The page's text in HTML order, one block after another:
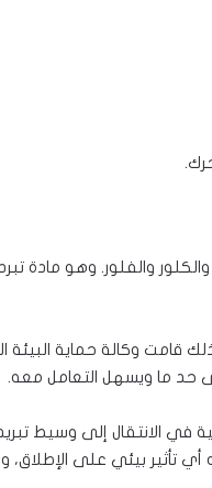
والفلور. وهو مادة
تأثير بيئي على